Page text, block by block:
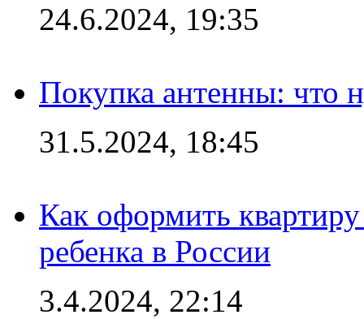
24.6.2024, 19:35
Покупка антенны: что
31.5.2024, 18:45
Как оформить
ребенка в России
3.4.2024, 22:14